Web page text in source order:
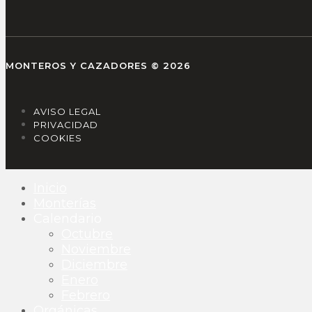
MONTEROS Y CAZADORES © 2026
AVISO LEGAL
PRIVACIDAD
COOKIES